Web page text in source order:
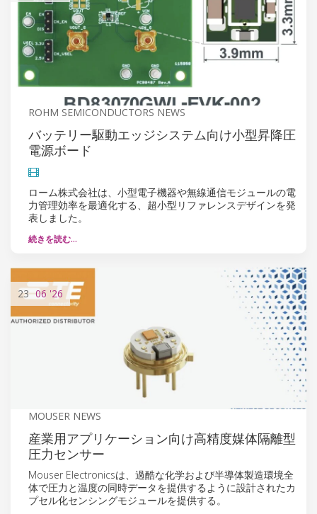
ROHM SEMICONDUCTORS NEWS
バッテリー駆動エッジシステム向け小型昇降圧
電源ボード
ローム株式会社は、小型電子機器や無線通信モジュールの電
力管理効率を最適化する、超小型リファレンスデザインを発
表しました。
続きを読む…
23 06 '26
MOUSER NEWS
産業用アプリケーション向け高精度媒体隔離型
圧力センサー
Mouser Electronicsは、過酷な化学および半導体製造環境全
体で圧力と温度の同時データを提供するように設計されたカ
プセル化センシングモジュールを提供する。